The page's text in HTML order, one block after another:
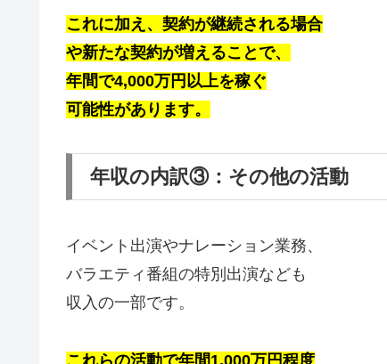
これに加え、契約が継続される場合
や新たな契約が増えることで、
年間で4,000万円以上を稼ぐ
可能性があります。
年収の内訳③：その他の活動
イベント出演やナレーション業務、
バラエティ番組の特別出演なども
収入の一部です。
これらの活動で年間1,000万円程度